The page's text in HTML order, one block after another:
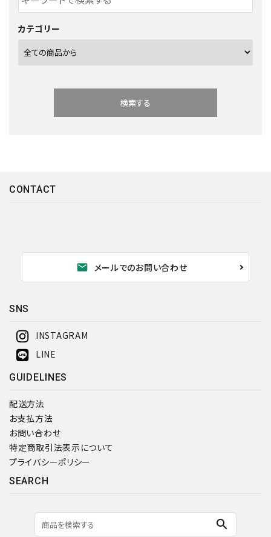
カテゴリー
検索する
カテゴリー
CONTACT
mail メールでのお問い合わせ
SNS
INSTAGRAM
LINE
GUIDELINES
配送方法
お支払方法
お問い合わせ
特定商取引法表示について
プライバシーポリシー
SEARCH
search